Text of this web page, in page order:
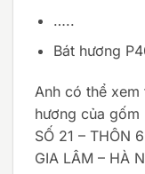
…..
Bát hương
Anh có thể
hương của gốm
SỐ 21 – THÔN
GIA LÂM – HÀ